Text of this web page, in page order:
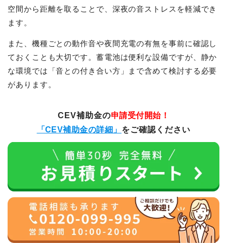
空間から距離を取ることで、深夜の音ストレスを軽減でき
ます。
また、機種ごとの動作音や夜間充電の有無を事前に確認し
ておくことも大切です。蓄電池は便利な設備ですが、静か
な環境では「音との付き合い方」まで含めて検討する必要
があります。
CEV補助金の申請受付開始！
「CEV補助金の詳細」 をご確認ください